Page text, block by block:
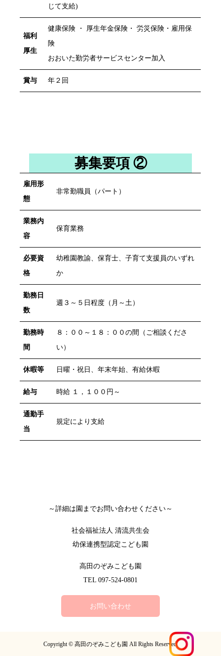
じて支給)
福利
厚生
健康保険 ・ 厚生年金保険・ 労災保険・雇用保
険
おおいた勤労者サービスセンター加入
賞与 年２回
募集要項 ②
雇用形
態
非常勤職員（パート）
業務内
容
保育業務
必要資
格
幼稚園教諭、保育士、子育て支援員のいずれ
か
勤務日
数
週３～５日程度（月～土）
勤務時
間
８：００～１８：００の間（ご相談くださ
い）
休暇等 日曜・祝日、年末年始、有給休暇
給与 時給 １，１００円～
通勤手
当
規定により支給
～詳細は園までお問い合わせください～
社会福祉法人 清流共生会
幼保連携型認定こども園
高田のぞみこども園
TEL 097-524-0801
お問い合わせ
Copyright © 高田のぞみこども園 All Rights Reserved.